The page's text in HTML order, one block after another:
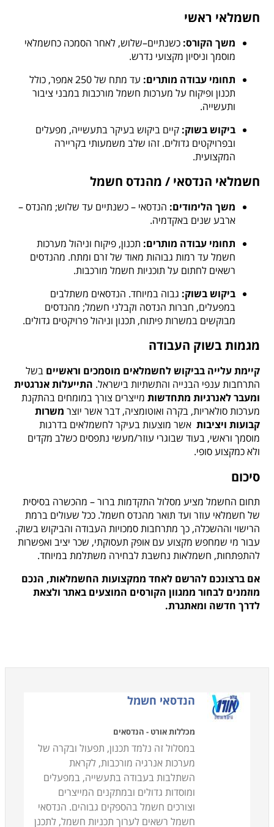
חשמלאי ראשי
משך הקורס: כשנתיים–שלוש, לאחר הסמכה כחשמלאי
מוסמך וניסיון מקצועי נדרש.
תחומי עבודה מותרים:
עד מתח של 250 אמפר, כולל
תכנון ופיקוח על מערכות חשמל מורכבות במבני ציבור
ותעשייה.
ביקוש בשוק: קיים ביקוש בעיקר בתעשייה, מפעלים
ובפרויקטים גדולים. זהו שלב משמעותי בקריירה
המקצועית.
חשמלאי הנדסאי / מהנדס חשמל
משך הלימודים: הנדסאי – כשנתיים עד שלוש; מהנדס –
ארבע שנים באקדמיה.
תחומי עבודה מותרים: תכנון, פיקוח וניהול מערכות
חשמל עד רמות גבוהות מאוד של זרם ומתח. מהנדסים
רשאים לחתום על תוכניות חשמל מורכבות.
ביקוש בשוק: גבוה במיוחד. הנדסאים משתלבים
במפעלים, חברות הנדסה וקבלני חשמל; מהנדסים
מבוקשים במשרות פיתוח, תכנון וניהול פרויקטים גדולים.
מגמות בשוק העבודה
קיימת עלייה בביקוש לחשמלאים מוסמכים וראשיים בשל
התרחבות ענפי הבנייה והתשתיות בישראל. התייעלות אנרגטית
ומעבר לאנרגיות מתחדשות מייצרים צורך במומחים בהתקנת
מערכות סולאריות, בקרה ואוטומציה, דבר אשר יוצר משרות
קבועות ויציבות אשר מוצעות בעיקר לחשמלאים בדרגות
מוסמך וראשי, בעוד שבוגרי עוזר/מעשי נתפסים כשלב מקדים
ולא כמקצוע סופי.
סיכום
תחום החשמל מציע מסלול התקדמות ברור – מהכשרה בסיסית
של חשמלאי עוזר ועד תואר מהנדס חשמל. ככל שעולים ברמת
הרישוי וההשכלה, כך מתרחבות סמכויות העבודה והביקוש בשוק.
עבור מי שמחפש מקצוע עם אופק תעסוקתי, שכר יציב ואפשרות
להתפתחות, חשמלאות נחשבת לבחירה משתלמת במיוחד.
אם ברצונכם להרשם לאחד ממקצועות החשמלאות, הנכם
מוזמנים לבחור ממגוון הקורסים המוצעים באתר ולצאת
לדרך חדשה ומאתגרת.
הנדסאי חשמל
מכללות אורט - הנדסאים
במסלול זה נלמד תכנון, תפעול ובקרה של
מערכות אנרגיה מורכבות, לקראת
השתלבות בעבודה בתעשייה, במפעלים
ומוסדות גדולים ובמתקנים המייצרים
וצורכים חשמל בהספקים גבוהים. הנדסאי
חשמל רשאים לערוך תכניות חשמל, לתכנן